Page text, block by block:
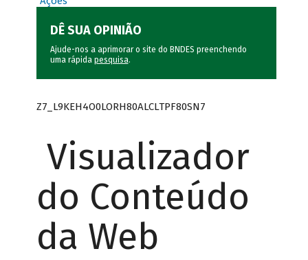
DÊ SUA OPINIÃO
Ajude-nos a aprimorar o site do BNDES preenchendo
uma rápida pesquisa.
Z7_L9KEH4O0LORH80ALCLTPF80SN7
Visualizador
do Conteúdo
da Web